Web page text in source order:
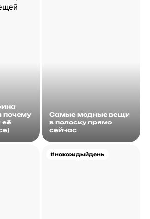
почему
её
Самые модные вещи
в полоску прямо
сейчас
#накаждыйдень